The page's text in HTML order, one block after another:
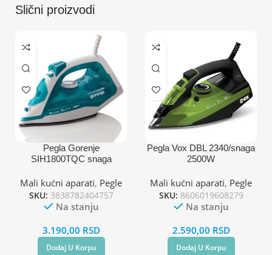
Slični proizvodi
Pegla Gorenje
SIH1800TQC snaga
Mali kućni aparati, Pegle
SKU: 3838782404757
Na stanju
3.190,00 RSD
Dodaj U Korpu
Pegla Vox DBL 2340/snaga
2500W
Mali kućni aparati, Pegle
SKU: 8606019608279
Na stanju
2.590,00 RSD
Dodaj U Korpu